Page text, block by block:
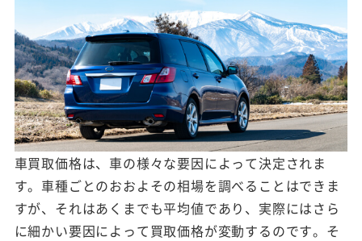
車買取価格は、車の様々な要因によって決定されま
す。車種ごとのおおよその相場を調べることはできま
すが、それはあくまでも平均値であり、実際にはさら
に細かい要因によって買取価格が変動するのです。そ